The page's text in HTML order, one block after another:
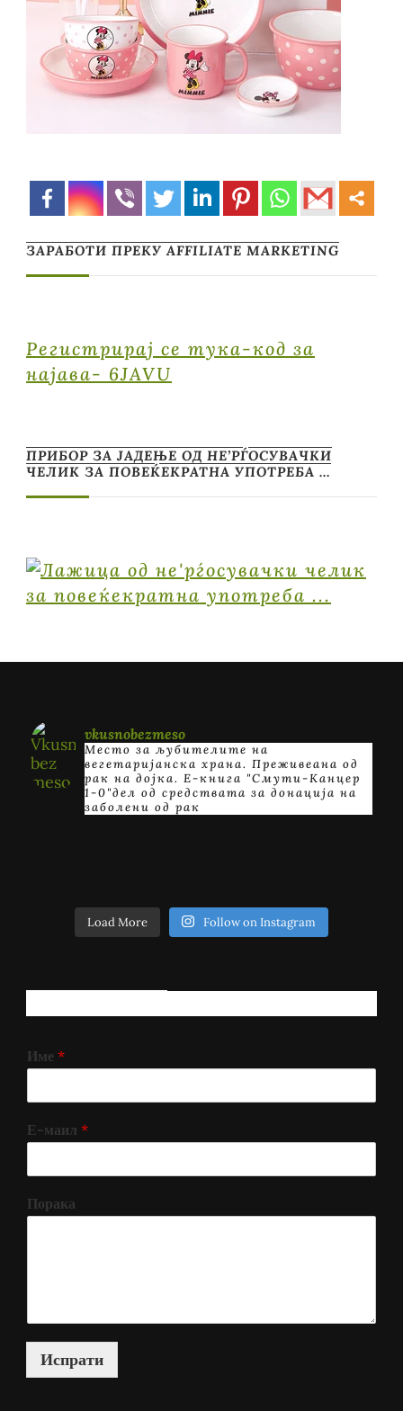
ЗАРАБОТИ ПРЕКУ AFFILIATE MARKETING
Регистрирај се тука-код за
најава- 6JAVU
ПРИБОР ЗА ЈАДЕЊЕ ОД НЕ’РЃОСУВАЧКИ
ЧЕЛИК ЗА ПОВЕЌЕКРАТНА УПОТРЕБА …
vkusnobezmeso
Место за љубителите на
вегетаријанска храна. Преживеана од
рак на дојка. E-книга "Смути-Канцер
1-0"дел од средствата за донација на
заболени од рак
Load More Follow on Instagram
Име *
Е-маил *
Порака
Испрати